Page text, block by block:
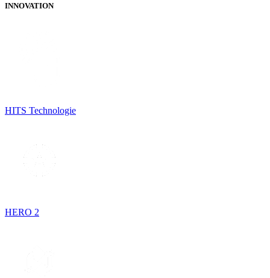
INNOVATION
HITS Technologie
HERO 2